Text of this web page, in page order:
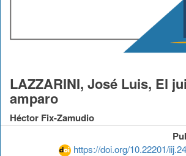
https://doi.org/10.22201/
LAZZARINI, José Luis, El
amparo
Héctor Fix-Zamudio